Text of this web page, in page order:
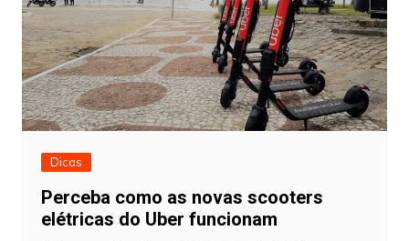
Dicas
Perceba como as novas scooters
elétricas do Uber funcionam